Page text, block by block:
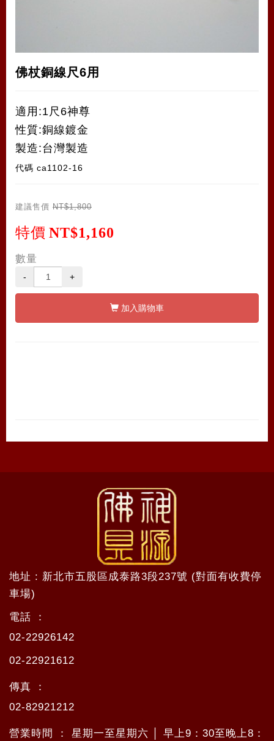
佛杖銅線尺6用
適用:1尺6神尊
性質:銅線鍍金
製造:台灣製造
代碼 ca1102-16
建議售價 NT$1,800
特價 NT$1,160
數量
- +
加入購物車
地址 : 新北市五股區成泰路3段237號 (對面有收費停
車場)
電話 ：
02-22926142
02-22921612
傳真 ：
02-82921212
營業時間 ： 星期一至星期六 │ 早上9：30至晚上8：